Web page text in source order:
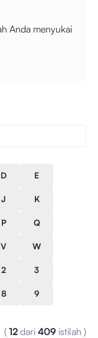
Anda menyukai
D E
J K
P Q
V W
2 3
8 9
( 12 dari 409 istilah )